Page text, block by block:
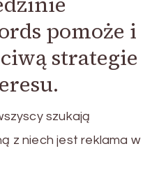
pomoże i
strategie
szukają
z niech jest reklama w